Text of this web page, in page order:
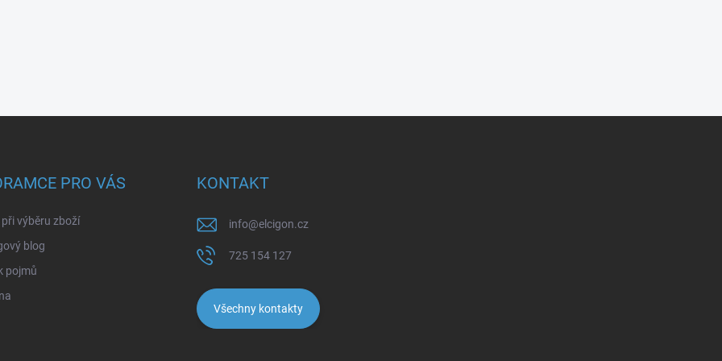
PRO VÁS
při výběru zboží
blog
pojmů
KONTAKT
info@elcigon.cz
725 154 127
Všechny kontakty